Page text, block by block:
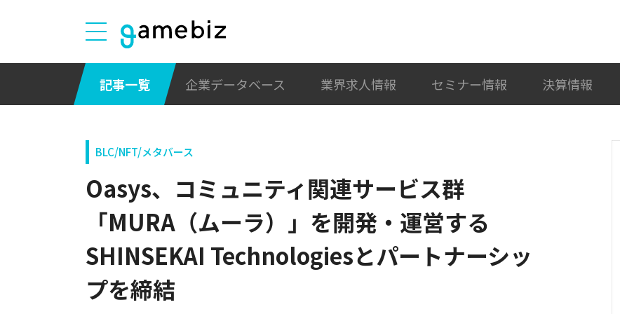
記事一覧 企業データベース 業界求人情報 セミナー情報 決算情報
BLC/NFT/メタバース
Oasys、コミュニティ関連サービス群
「MURA（ムーラ）」を開発・運営する
SHINSEKAI Technologiesとパートナーシッ
プを締結